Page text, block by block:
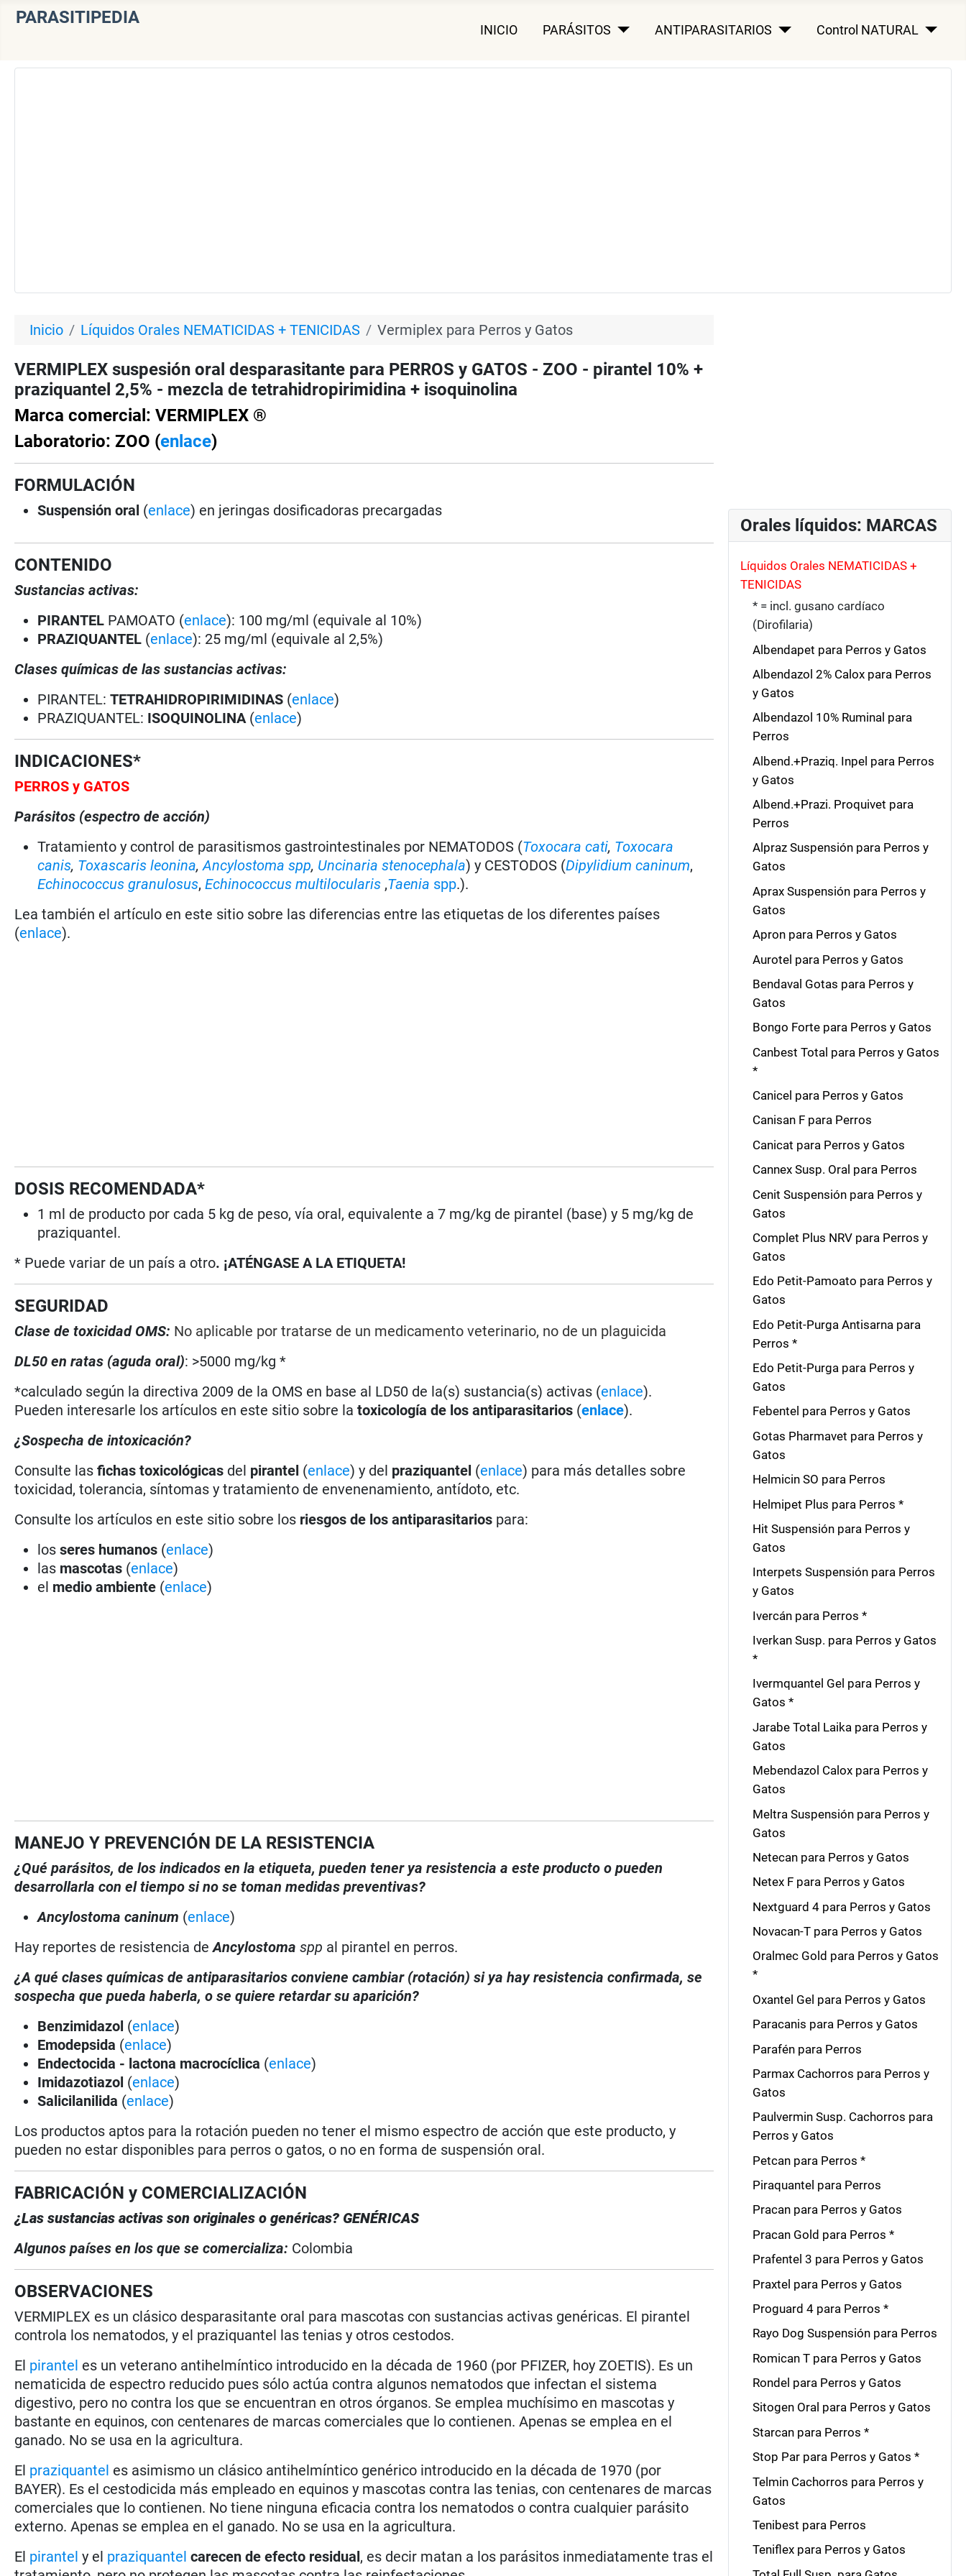
PARASITIPEDIA
INICIO PARÁSITOS ANTIPARASITARIOS Control NATURAL
Inicio Líquidos Orales NEMATICIDAS + TENICIDAS Vermiplex para Perros y Gatos
VERMIPLEX suspesión oral desparasitante para PERROS y GATOS - ZOO - pirantel 10% +
praziquantel 2,5% - mezcla de tetrahidropirimidina + isoquinolina
Marca comercial: VERMIPLEX ®
Laboratorio: ZOO (enlace)
FORMULACIÓN
Suspensión oral (enlace) en jeringas dosificadoras precargadas
CONTENIDO
Sustancias activas:
PIRANTEL PAMOATO (enlace): 100 mg/ml (equivale al 10%)
PRAZIQUANTEL (enlace): 25 mg/ml (equivale al 2,5%)
Clases químicas de las sustancias activas:
PIRANTEL:TETRAHIDROPIRIMIDINAS (enlace)
PRAZIQUANTEL: ISOQUINOLINA (enlace)
INDICACIONES*
PERROS y GATOS
Parásitos (espectro de acción)
Tratamiento y control de parasitismos gastrointestinales por NEMATODOS (Toxocara cati, Toxocara
canis, Toxascaris leonina,Ancylostoma spp, Uncinaria stenocephala) y CESTODOS (Dipylidium caninum,
Echinococcus granulosus,Echinococcus multilocularis ,Taenia spp.).
Lea también el artículo en este sitio sobre las diferencias entre las etiquetas de los diferentes países
(enlace).
DOSIS RECOMENDADA*
1 ml de producto por cada 5 kg de peso, vía oral, equivalente a 7 mg/kg de pirantel (base) y 5 mg/kg de
praziquantel.
* Puede variar de un país a otro. ¡ATÉNGASE A LA ETIQUETA!
SEGURIDAD
Clase de toxicidad OMS: No aplicable por tratarse de un medicamento veterinario, no de un plaguicida
DL50 en ratas (aguda oral): >5000 mg/kg *
*calculado según la directiva 2009 de la OMS en base al LD50 de la(s) sustancia(s) activas (enlace).
Pueden interesarle los artículos en este sitio sobre la toxicología de los antiparasitarios (enlace).
¿Sospecha de intoxicación?
Consulte lasfichas toxicológicas del pirantel (enlace) y del praziquantel (enlace) para más detalles sobre
toxicidad, tolerancia, síntomas y tratamiento de envenenamiento, antídoto, etc.
Consulte los artículos en este sitio sobre los riesgos de los antiparasitarios para:
losseres humanos (enlace)
las mascotas (enlace)
el medio ambiente (enlace)
MANEJO Y PREVENCIÓN DE LA RESISTENCIA
¿Qué parásitos, de los indicados en la etiqueta, pueden tener ya resistencia a este producto o pueden
desarrollarla con el tiempo si no se toman medidas preventivas?
Ancylostoma caninum (enlace)
Hay reportes de resistencia deAncylostoma spp al pirantel en perros.
¿A qué clases químicas de antiparasitarios conviene cambiar (rotación) si ya hay resistencia confirmada, se
sospecha que pueda haberla, o se quiere retardar su aparición?
Benzimidazol (enlace)
Emodepsida (enlace)
Endectocida - lactona macrocíclica (enlace)
Imidazotiazol (enlace)
Salicilanilida (enlace)
Los productos aptos para la rotación pueden no tener el mismo espectro de acción que este producto, y
pueden no estar disponibles para perros o gatos, o no en forma de suspensión oral.
FABRICACIÓN y COMERCIALIZACIÓN
¿Las sustancias activas son originales o genéricas? GENÉRICAS
Algunos países en los que se comercializa: Colombia
OBSERVACIONES
VERMIPLEX es un clásico desparasitante oral para mascotas con sustancias activas genéricas. El pirantel
controla los nematodos, y el praziquantel las tenias y otros cestodos.
El pirantel es un veterano antihelmíntico introducido en la década de 1960 (por PFIZER, hoy ZOETIS). Es un
nematicida de espectro reducido pues sólo actúa contra algunos nematodos que infectan el sistema
digestivo, pero no contra los que se encuentran en otros órganos. Se emplea muchísimo en mascotas y
bastante en equinos, con centenares de marcas comerciales que lo contienen. Apenas se emplea en el
ganado. No se usa en la agricultura.
El praziquantel es asimismo un clásico antihelmíntico genérico introducido en la década de 1970 (por
BAYER). Es el cestodicida más empleado en equinos y mascotas contra las tenias, con centenares de marcas
comerciales que lo contienen. No tiene ninguna eficacia contra los nematodos o contra cualquier parásito
externo. Apenas se emplea en el ganado. No se usa en la agricultura.
El pirantel y el praziquantel carecen de efecto residual, es decir matan a los parásitos inmediatamente tras el
Orales líquidos: MARCAS
Líquidos Orales NEMATICIDAS +
TENICIDAS
* = incl. gusano cardíaco
(Dirofilaria)
Albendapet para Perros y Gatos
Albendazol 2% Calox para Perros
y Gatos
Albendazol 10% Ruminal para
Perros
Albend.+Praziq. Inpel para Perros
y Gatos
Albend.+Prazi. Proquivet para
Perros
Alpraz Suspensión para Perros y
Gatos
Aprax Suspensión para Perros y
Gatos
Apron para Perros y Gatos
Aurotel para Perros y Gatos
Bendaval Gotas para Perros y
Gatos
Bongo Forte para Perros y Gatos
Canbest Total para Perros y Gatos
*
Canicel para Perros y Gatos
Canisan F para Perros
Canicat para Perros y Gatos
Cannex Susp. Oral para Perros
Cenit Suspensión para Perros y
Gatos
Complet Plus NRV para Perros y
Gatos
Edo Petit-Pamoato para Perros y
Gatos
Edo Petit-Purga Antisarna para
Perros *
Edo Petit-Purga para Perros y
Gatos
Febentel para Perros y Gatos
Gotas Pharmavet para Perros y
Gatos
Helmicin SO para Perros
Helmipet Plus para Perros *
Hit Suspensión para Perros y
Gatos
Interpets Suspensión para Perros
y Gatos
Ivercán para Perros *
Iverkan Susp. para Perros y Gatos
*
Ivermquantel Gel para Perros y
Gatos *
Jarabe Total Laika para Perros y
Gatos
Mebendazol Calox para Perros y
Gatos
Meltra Suspensión para Perros y
Gatos
Netecan para Perros y Gatos
Netex F para Perros y Gatos
Nextguard 4 para Perros y Gatos
Novacan-T para Perros y Gatos
Oralmec Gold para Perros y Gatos
*
Oxantel Gel para Perros y Gatos
Paracanis para Perros y Gatos
Parafén para Perros
Parmax Cachorros para Perros y
Gatos
Paulvermin Susp. Cachorros para
Perros y Gatos
Petcan para Perros *
Piraquantel para Perros
Pracan para Perros y Gatos
Pracan Gold para Perros *
Prafentel 3 para Perros y Gatos
Praxtel para Perros y Gatos
Proguard 4 para Perros *
Rayo Dog Suspensión para Perros
Romican T para Perros y Gatos
Rondel para Perros y Gatos
Sitogen Oral para Perros y Gatos
Starcan para Perros *
Stop Par para Perros y Gatos *
Telmin Cachorros para Perros y
Gatos
Tenibest para Perros
Teniflex para Perros y Gatos